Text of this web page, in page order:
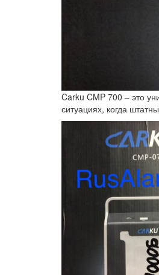
Carku CMP 700 – это
ситуациях, когда